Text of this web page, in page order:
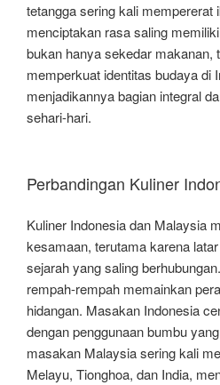
tetangga sering kali mempererat
menciptakan rasa saling
bukan hanya sekedar makanan,
memperkuat identitas budaya di
menjadikannya bagian integral
sehari-hari.
Perbandingan Kuliner
Kuliner Indonesia dan Malaysia
kesamaan, terutama karena
sejarah yang saling
rempah-rempah memainkan
hidangan. Masakan Indonesia
dengan penggunaan bumbu
masakan Malaysia sering kali
Melayu, Tionghoa, dan India,